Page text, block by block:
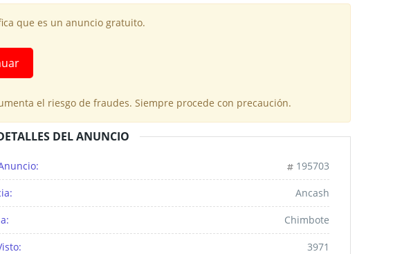
que es un anuncio gratuito.
el riesgo de fraudes. Siempre procede con precaución.
DEL ANUNCIO
195703
Ancash
Chimbote
3971